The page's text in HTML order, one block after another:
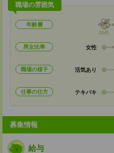
職場の雰囲気
年齢層
20代
男女比率 女性
職場の様子 活気あり
仕事の仕方 テキパキ
募集情報
給与